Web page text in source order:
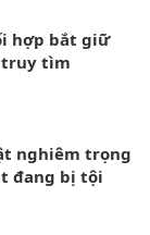
hợp bắt giữ
truy tìm
nghiêm trọng
đang bị tội